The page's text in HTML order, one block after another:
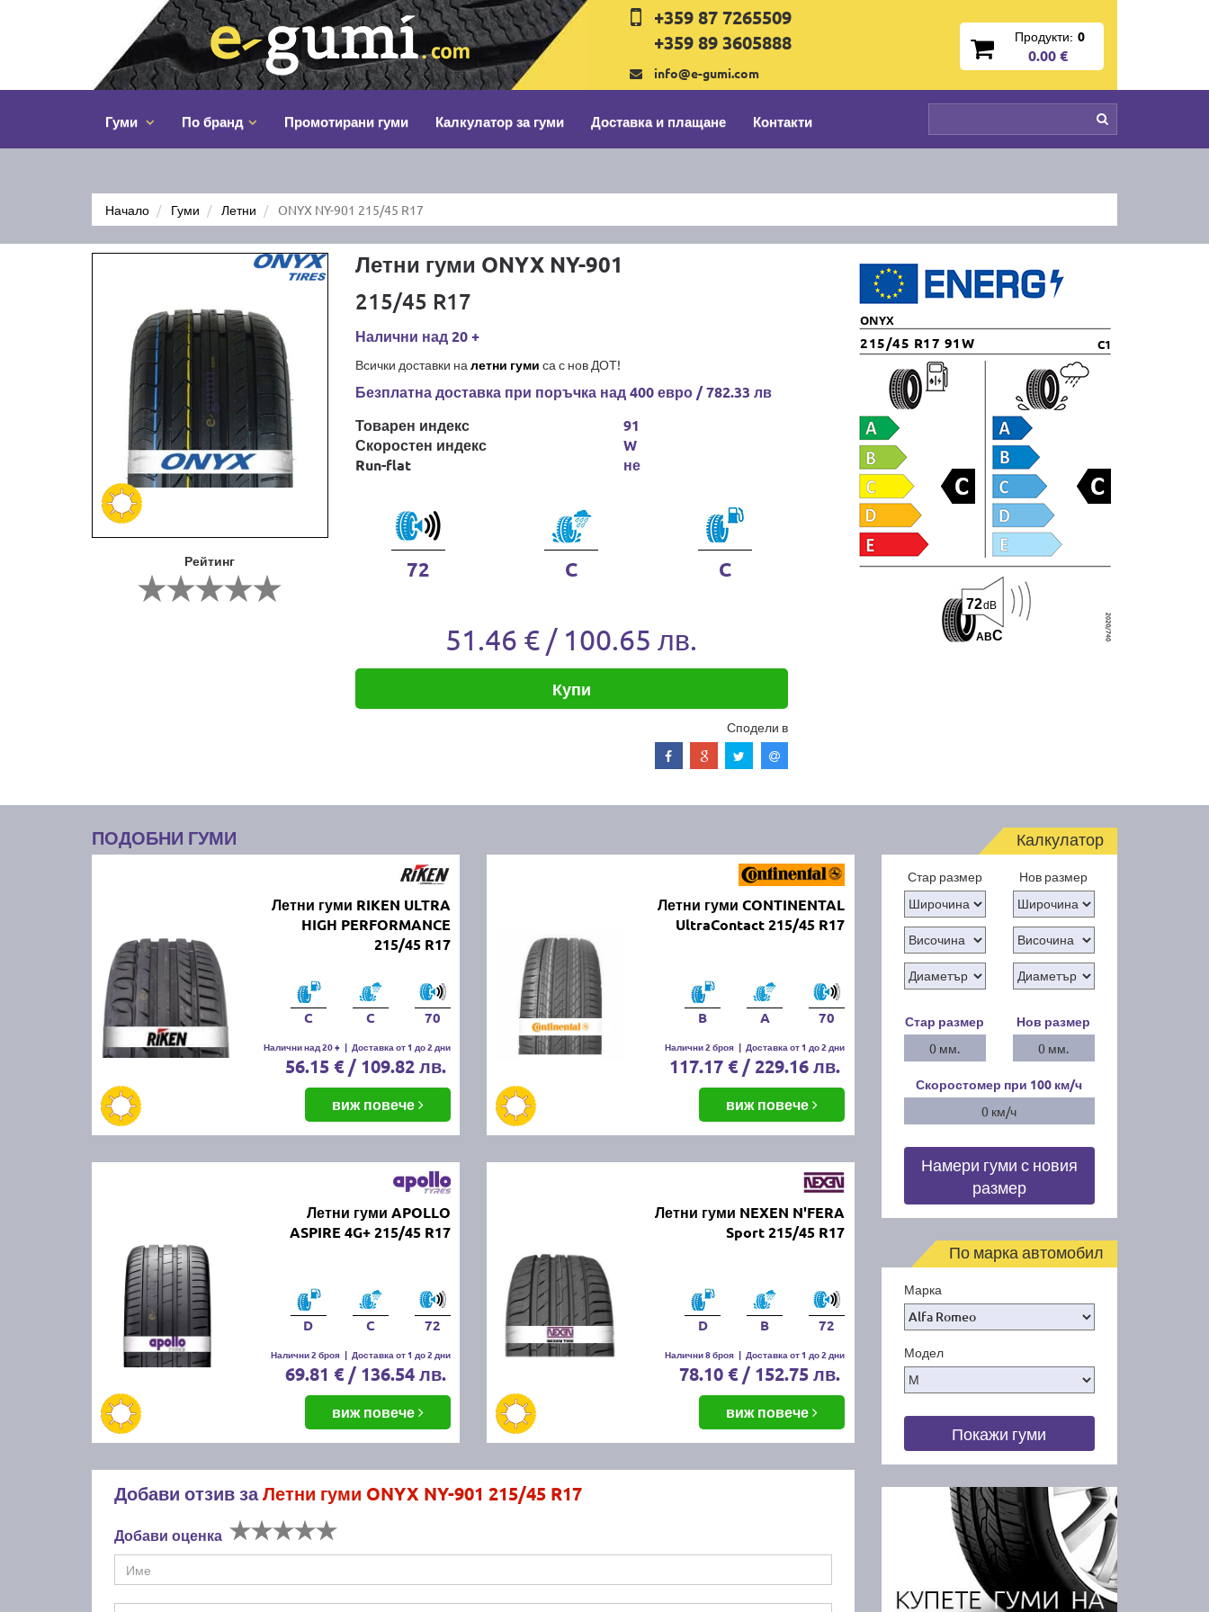
+359 87 7265509
+359 89 3605888
info@e-gumi.com
Продукти: 0
0.00 €
Гуми По бранд Промотирани гуми Калкулатор за гуми Доставка и плащане Контакти
Начало Гуми Летни ONYX NY-901 215/45 R17
Рейтинг
Летни гуми ONYX NY-901
215/45 R17
Налични над 20 +
Всички доставки на летни гуми са с нов ДОТ!
Безплатна доставка при поръчка над 400 евро / 782.33 лв
Товарен индекс
Скоростен индекс
Run-flat
91
W
не
72 C C
51.46 € / 100.65 лв.
Купи
Сподели в
ONYX
215/45 R17 91W C1
ABC
72dB
ПОДОБНИ ГУМИ
Летни гуми RIKEN ULTRA
HIGH PERFORMANCE
215/45 R17
C C 70
Налични над 20 + | Доставка от 1 до 2 дни
56.15 € / 109.82 лв.
виж повече
Летни гуми CONTINENTAL
UltraContact 215/45 R17
B A 70
Налични 2 броя | Доставка от 1 до 2 дни
117.17 € / 229.16 лв.
виж повече
Летни гуми APOLLO
ASPIRE 4G+ 215/45 R17
D C 72
Налични 2 броя | Доставка от 1 до 2 дни
69.81 € / 136.54 лв.
виж повече
Летни гуми NEXEN N'FERA
Sport 215/45 R17
D B 72
Налични 8 броя | Доставка от 1 до 2 дни
78.10 € / 152.75 лв.
виж повече
Добави отзив заЛетни гуми ONYX NY-901 215/45 R17
Добави оценка
Калкулатор
Стар размер Нов размер
Стар размер
0 мм.
Нов размер
0 мм.
Скоростомер при 100 км/ч
0 км/ч
Намери гуми с новия
размер
По марка автомобил
Марка
Модел
Покажи гуми